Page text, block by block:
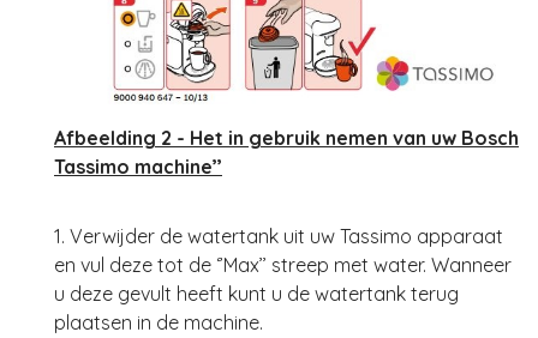
Afbeelding 2 - Het in gebruik nemen van uw Bosch
Tassimo machine’’
1. Verwijder de watertank uit uw Tassimo apparaat
en vul deze tot de ‘’Max’’ streep met water. Wanneer
u deze gevult heeft kunt u de watertank terug
plaatsen in de machine.